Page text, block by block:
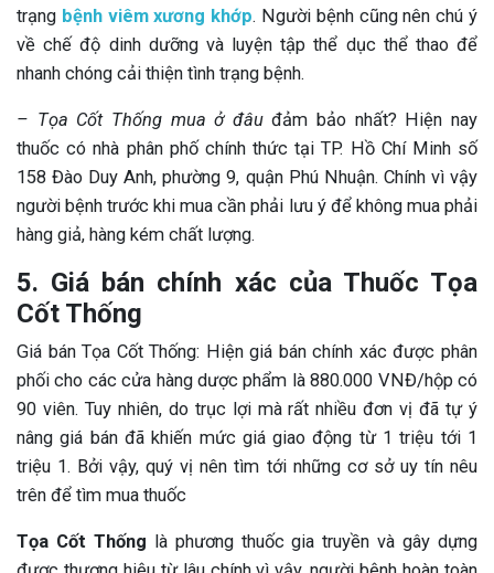
trạng bệnh viêm xương khớp. Người bệnh cũng nên chú ý
về chế độ dinh dưỡng và luyện tập thể dục thể thao để
nhanh chóng cải thiện tình trạng bệnh.
– Tọa Cốt Thống mua ở đâuđảm bảo nhất? Hiện nay
thuốc có nhà phân phố chính thức tại TP. Hồ Chí Minh số
158 Đào Duy Anh, phường 9, quận Phú Nhuận. Chính vì vậy
người bệnh trước khi mua cần phải lưu ý để không mua phải
hàng giả, hàng kém chất lượng.
5. Giá bán chính xác của Thuốc Tọa
Cốt Thống
Giá bán Tọa Cốt Thống: Hiện giá bán chính xác được phân
phối cho các cửa hàng dược phẩm là 880.000 VNĐ/hộp có
90 viên. Tuy nhiên, do trục lợi mà rất nhiều đơn vị đã tự ý
nâng giá bán đã khiến mức giá giao động từ 1 triệu tới 1
triệu 1. Bởi vậy, quý vị nên tìm tới những cơ sở uy tín nêu
trên để tìm mua thuốc
Tọa Cốt Thống là phương thuốc gia truyền và gây dựng